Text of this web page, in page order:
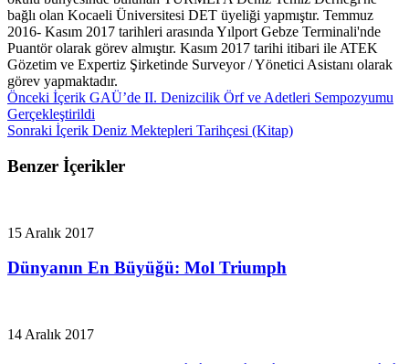
bağlı olan Kocaeli Üniversitesi DET üyeliği yapmıştır. Temmuz
2016- Kasım 2017 tarihleri arasında Yılport Gebze Terminali'nde
Puantör olarak görev almıştır. Kasım 2017 tarihi itibari ile ATEK
Gözetim ve Expertiz Şirketinde Surveyor / Yönetici Asistanı olarak
görev yapmaktadır.
Önceki İçerik GAÜ’de II. Denizcilik Örf ve Adetleri Sempozyumu
Gerçekleştirildi
Sonraki İçerik Deniz Mektepleri Tarihçesi (Kitap)
Benzer İçerikler
15 Aralık 2017
Dünyanın En Büyüğü: Mol Triumph
14 Aralık 2017